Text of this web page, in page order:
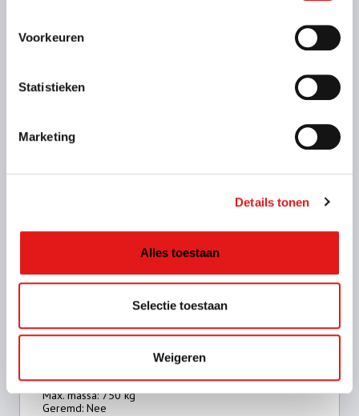
Voorkeuren
Statistieken
Marketing
Details tonen
Alles toestaan
Selectie toestaan
Weigeren
250 x 130 x 35 cm
eigen witte kentekenplaat nodig)
Binnenmaat: 250 x 130 x 35 cm
Laadvermogen: 500 kg
Max. massa: 750 kg
Geremd: Nee